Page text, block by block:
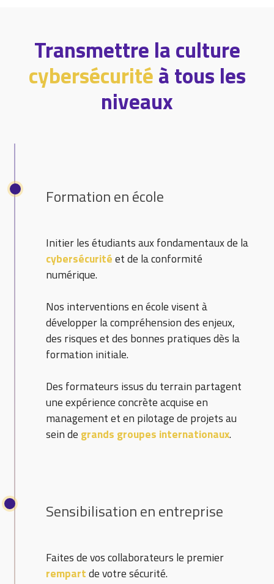
Transmettre la culture
cybersécuritéà tous les
niveaux
Formation en école
Initier les étudiants aux fondamentaux de la
cybersécuritéet de la conformité
numérique.
Nos interventions en école visent à
développer la compréhension des enjeux,
des risques et des bonnes pratiques dès la
formation initiale.
Des formateurs issus du terrain partagent
une expérience concrète acquise en
management et en pilotage de projets au
sein de grands groupes internationaux.
Sensibilisation en entreprise
Faites de vos collaborateurs le premier
rempartde votre sécurité.